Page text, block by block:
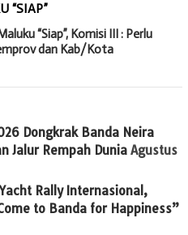
“SIAP”
“Siap”, Komisi III : Perlu
dan Kab/Kota
Dongkrak Banda Neira
Jalur Rempah Dunia Agustus
Rally Internasional,
to Banda for Happiness”